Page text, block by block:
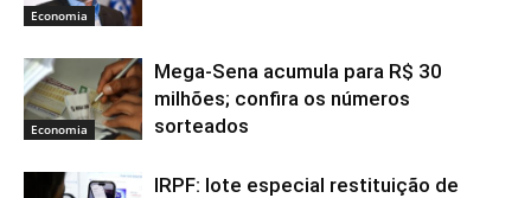
Economia
Economia
Mega-Sena acumula para R$ 30
milhões; confira os números
sorteados
IRPF: lote especial restituição de